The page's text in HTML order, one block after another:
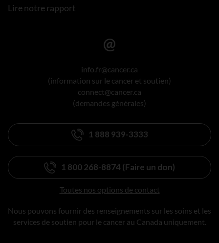
Lire notre rapport
info.fr@cancer.ca
(information sur le cancer et soutien)
connect@cancer.ca
(demandes générales)
1 888 939-3333
1 800 268-8874 (Faire un don)
Toutes nos options de contact
Nous pouvons fournir des renseignements sur les soins et les
services de soutien pour le cancer au Canada uniquement.